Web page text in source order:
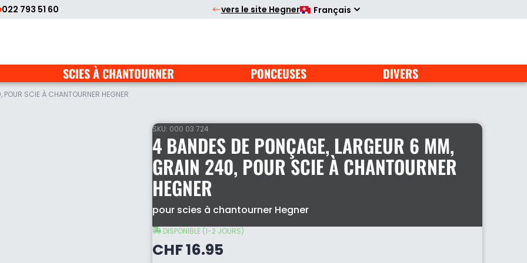
022 793 51 60 vers le site Hegner Français
SCIES À CHANTOURNER PONCEUSES DIVERS
SCIE À CHANTOURNER HEGNER
SKU: 000 03 724
4 BANDES DE PONÇAGE, LARGEUR 6 MM,
GRAIN 240, POUR SCIE À CHANTOURNER
HEGNER
pour scies à chantourner Hegner
DISPONIBLE (1-2 JOURS)
CHF16.95
4
de
ponçage,
largeur